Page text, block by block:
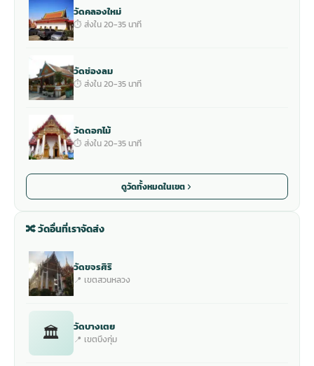
วัดคลองใหม่
⏱ ส่งใน 20-35 นาที
วัดช่องลม
⏱ ส่งใน 20-35 นาที
วัดดอกไม้
⏱ ส่งใน 20-35 นาที
ดูวัดทั้งหมดในเขต
🔀 วัดอื่นที่เราจัดส่ง
วัดขจรศิริ
📍 เขตสวนหลวง
🏛 วัดบางเตย
📍 เขตบึงกุ่ม